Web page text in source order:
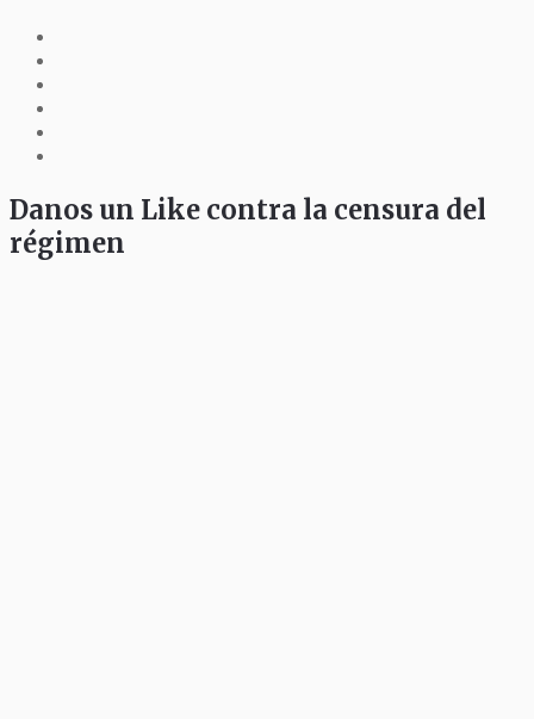
Danos un Like contra la censura del
régimen